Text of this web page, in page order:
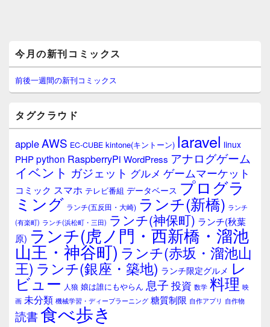
イ
ン
サ
イ
ウ
ィ
ジ
ェ
ア
今月の新刊コミックス
前後一週間の新刊コミックス
タグクラウド
appleAWS EC-CUBE kintone(キントーン) laravel linux
PHPpython RaspberryPi WordPress アナログゲーム
イベント ガジェット グルメ ゲームマーケット
コミック スマホ テレビ番組 データベース プログラ
ミング ランチ(五反田・大崎) ランチ(新橋) ランチ
(有楽町) ランチ(浜松町・三田) ランチ(神保町) ランチ(秋葉
原) ランチ(虎ノ門・西新橋・溜池
山王・神谷町) ランチ(赤坂・溜池山
王) ランチ(銀座・築地) ランチ限定グルメ レ
ビュー 人狼 娘は誰にもやらん 息子 投資 数学 料理 映
画 未分類 機械学習・ディープラーニング 糖質制限 自作アプリ 自作物
読書食べ歩き